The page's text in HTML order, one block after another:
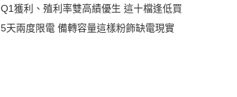
Q1獲利、殖利率雙高績優生 這十檔逢低買
5天兩度限電 備轉容量這樣粉飾缺電現實